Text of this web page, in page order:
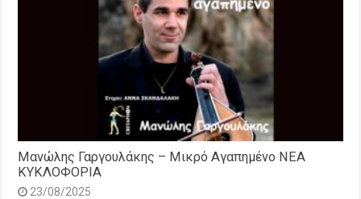
Μανώλης Γαργουλάκης – Μικρό Αγαπημένο NEΑ
ΚΥΚΛΟΦΟΡΙΑ
23/08/2025